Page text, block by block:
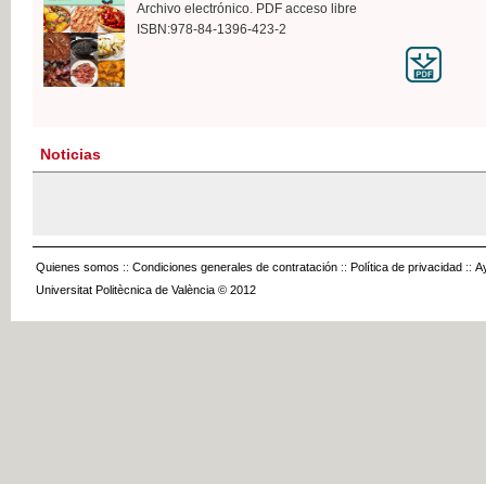
Archivo electrónico. PDF acceso libre
ISBN:978-84-1396-423-2
Noticias
Quienes somos :: Condiciones generales de contratación :: Política de privacidad ::
Universitat Politècnica de València © 2012